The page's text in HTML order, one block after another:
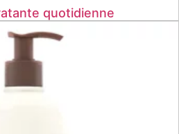
quotidienne